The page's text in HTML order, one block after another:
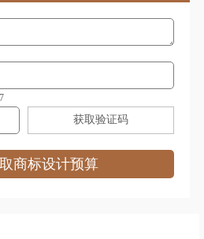
宝首饰商标注册
获取验证码
商标设计预算